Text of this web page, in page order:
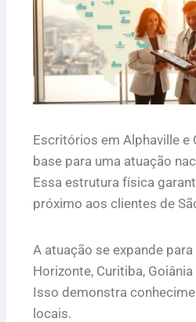
Escritórios em Alphaville e
base para uma atuação
Essa estrutura física
próximo aos clientes de
A atuação se expande
Horizonte, Curitiba, Goiânia
Isso demonstra
locais.